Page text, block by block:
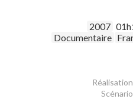
2007
Documentaire